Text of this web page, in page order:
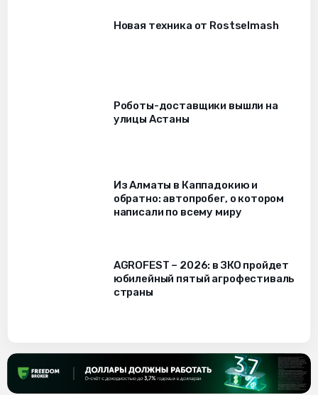
Новая техника от Rostselmash
Роботы-доставщики вышли на
улицы Астаны
Из Алматы в Каппадокию и
обратно: автопробег, о котором
написали по всему миру
AGROFEST – 2026: в ЗКО пройдет
юбилейный пятый агрофестиваль
страны